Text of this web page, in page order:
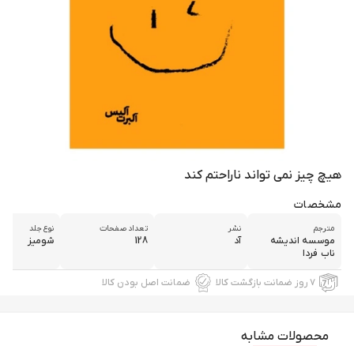
هیچ چیز نمی تواند ناراحتم کند
مشخصات
مترجم
موسسه اندیشه
ناب فردا
نشر
آد
تعداد صفحات
128
نوع جلد
شومیز
۷ روز ضمانت بازگشت کالا ضمانت اصل بودن کالا
محصولات مشابه